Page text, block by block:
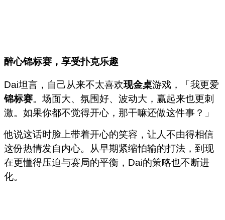
醉心锦标赛，享受扑克乐趣
Dai坦言，自己从来不太喜欢现金桌游戏，「我更爱
锦标赛。场面大、氛围好、波动大，赢起来也更刺
激。如果你都不觉得开心，那干嘛还做这件事？」
他说这话时脸上带着开心的笑容，让人不由得相信
这份热情发自内心。从早期紧缩怕输的打法，到现
在更懂得压迫与赛局的平衡，Dai的策略也不断进
化。